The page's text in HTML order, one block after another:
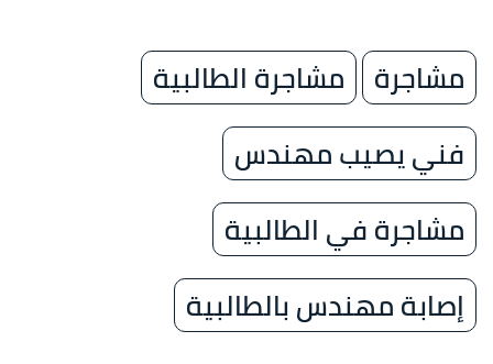
مشاجرة
مشاجرة الطالبية
فني يصيب مهندس
مشاجرة في الطالبية
إصابة مهندس بالطالبية